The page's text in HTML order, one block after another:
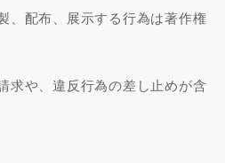
、配布、展示する行為は著作権
求や、違反行為の差し止めが含